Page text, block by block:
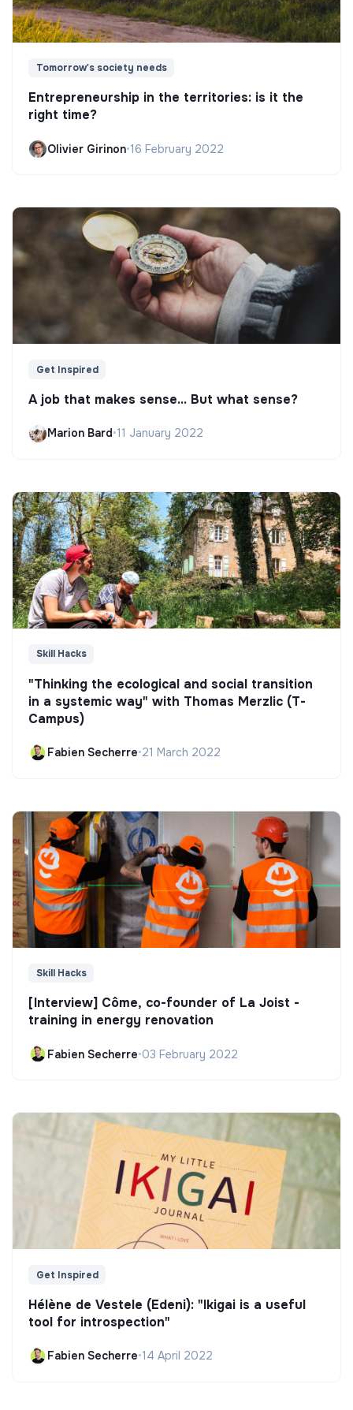
Tomorrow's society needs
Entrepreneurship in the territories: is it the
right time?
Olivier Girinon•16 February 2022
Get Inspired
A job that makes sense... But what sense?
Marion Bard•11 January 2022
Skill Hacks
"Thinking the ecological and social transition
in a systemic way" with Thomas Merzlic (T-
Campus)
Fabien Secherre•21 March 2022
Skill Hacks
[Interview] Côme, co-founder of La Joist -
training in energy renovation
Fabien Secherre•03 February 2022
Get Inspired
Hélène de Vestele (Edeni): "Ikigai is a useful
tool for introspection"
Fabien Secherre•14 April 2022